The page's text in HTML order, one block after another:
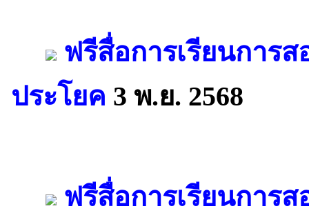
ฟรีสื่อการเรียนการ
ประโยค 3 พ.ย. 2568
ฟรีสื่อการเรียนการ